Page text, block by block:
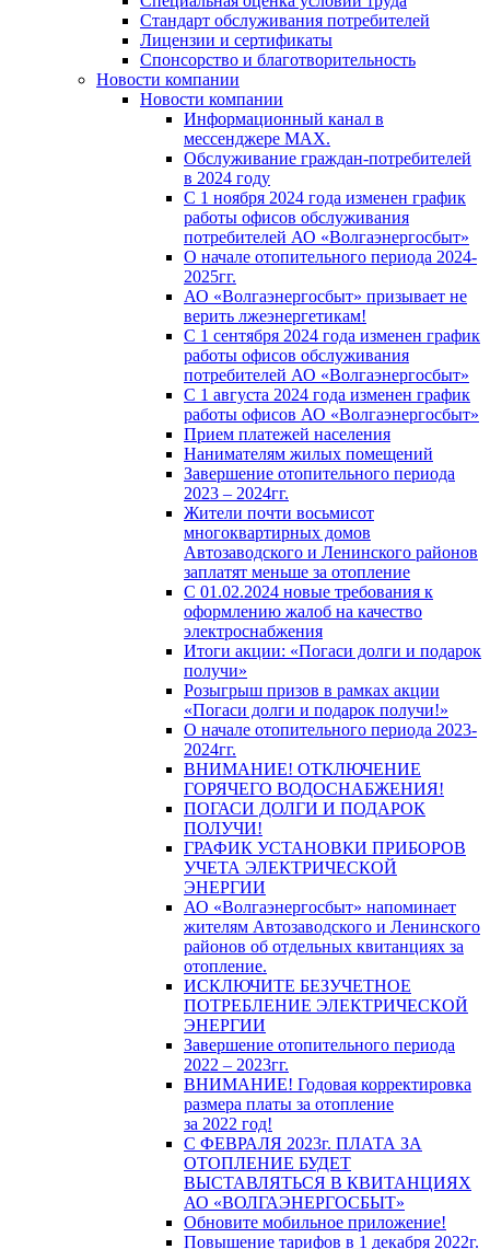
Стандарт обслуживания потребителей
Лицензии и сертификаты
Спонсорство и благотворительность
Новости компании
Новости компании
Информационный канал в
мессенджере MAX.
Обслуживание граждан-потребителей
в 2024 году
С 1 ноября 2024 года изменен график
работы офисов обслуживания
потребителей АО «Волгаэнергосбыт»
О начале отопительного периода 2024-
2025гг.
АО «Волгаэнергосбыт» призывает не
верить лжеэнергетикам!
С 1 сентября 2024 года изменен график
работы офисов обслуживания
потребителей АО «Волгаэнергосбыт»
С 1 августа 2024 года изменен график
работы офисов АО «Волгаэнергосбыт»
Прием платежей населения
Нанимателям жилых помещений
Завершение отопительного периода
2023 – 2024гг.
Жители почти восьмисот
многоквартирных домов
Автозаводского и Ленинского районов
заплатят меньше за отопление
С 01.02.2024 новые требования к
оформлению жалоб на качество
электроснабжения
Итоги акции: «Погаси долги и подарок
получи»
Розыгрыш призов в рамках акции
«Погаси долги и подарок получи!»
О начале отопительного периода 2023-
2024гг.
ВНИМАНИЕ! ОТКЛЮЧЕНИЕ
ГОРЯЧЕГО ВОДОСНАБЖЕНИЯ!
ПОГАСИ ДОЛГИ И ПОДАРОК
ПОЛУЧИ!
ГРАФИК УСТАНОВКИ ПРИБОРОВ
УЧЕТА ЭЛЕКТРИЧЕСКОЙ
ЭНЕРГИИ
АО «Волгаэнергосбыт» напоминает
жителям Автозаводского и Ленинского
районов об отдельных квитанциях за
отопление.
ИСКЛЮЧИТЕ БЕЗУЧЕТНОЕ
ПОТРЕБЛЕНИЕ ЭЛЕКТРИЧЕСКОЙ
ЭНЕРГИИ
Завершение отопительного периода
2022 – 2023гг.
ВНИМАНИЕ! Годовая корректировка
размера платы за отопление
за 2022 год!
С ФЕВРАЛЯ 2023г. ПЛАТА ЗА
ОТОПЛЕНИЕ БУДЕТ
ВЫСТАВЛЯТЬСЯ В КВИТАНЦИЯХ
АО «ВОЛГАЭНЕРГОСБЫТ»
Обновите мобильное приложение!
Повышение тарифов в 1 декабря 2022г.